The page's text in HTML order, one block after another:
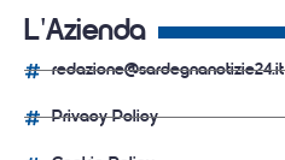
L'Azienda
redazione@sardegnanotizie24.it
Privacy Policy